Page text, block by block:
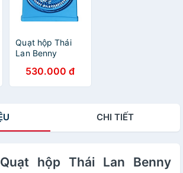
Quạt hộp Thái
Lan Benny
xanh - Hàng
chính hãng
530.000 đ
CHI TIẾT
hộp Thái Lan Benny